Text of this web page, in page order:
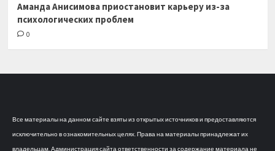
Аманда Анисимова приостановит карьеру из-за
психологических проблем
0
Все материалы на данном сайте взяты из открытых источников и предоставляются
исключительно в ознакомительных целях. Права на материалы принадлежат их
владельцам. Администрация сайта ответственности за содержание материала не